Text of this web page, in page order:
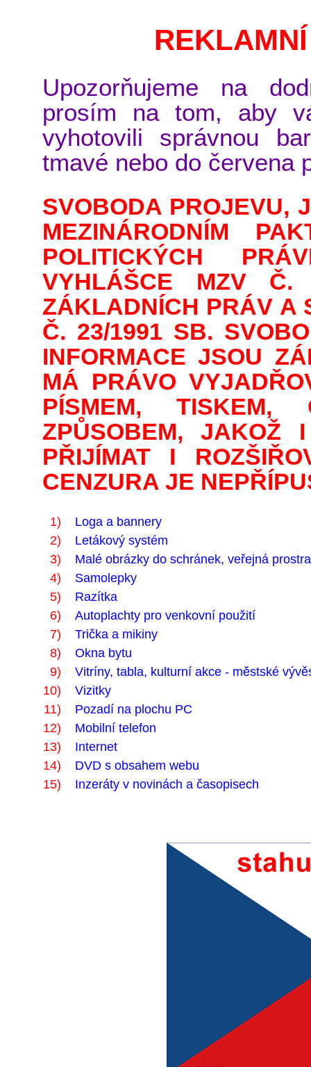
Upozorňujeme na
prosím na tom, aby
vyhotovili správnou
tmavé nebo do červena
SVOBODA PROJEVU,
MEZINÁRODNÍM
POLITICKÝCH
VYHLÁŠCE MZV
ZÁKLADNÍCH PRÁV A
Č. 23/1991 SB.
INFORMACE JSOU
MÁ PRÁVO
PÍSMEM, TISKEM,
ZPŮSOBEM, JAKOŽ I
PŘIJÍMAT I
CENZURA JE
1)
Loga a bannery
2)
Letákový systém
3)
Malé obrázky do schránek, veřejná
4)
Samolepky
5)
Razítka
6)
Autoplachty pro venkovní použití
7)
Trička a mikiny
8)
Okna bytu
9)
Vitríny, tabla, kulturní akce - městské
10)
Vizitky
11)
Pozadí na plochu PC
12)
Mobilní telefon
13)
Internet
14)
DVD s obsahem webu
15)
Inzeráty v novinách a časopisech